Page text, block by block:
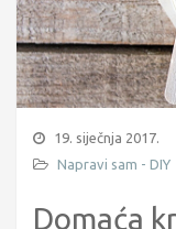
19. siječnja 2017.
Napravi sam - DIY
Domaća